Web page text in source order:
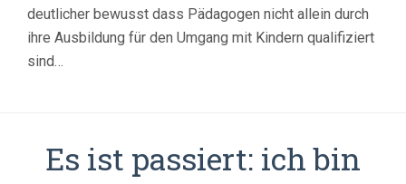
deutlicher bewusst dass Pädagogen nicht allein durch
ihre Ausbildung für den Umgang mit Kindern qualifiziert
sind…
Es ist passiert: ich bin